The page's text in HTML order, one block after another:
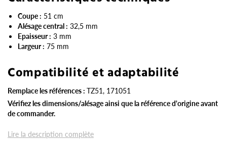
Coupe : 51 cm
Alésage central : 32,5 mm
Epaisseur : 3 mm
Largeur : 75 mm
Compatibilité et adaptabilité
Remplace les références : TZ51, 171051
Vérifiez les dimensions/alésage ainsi que la référence d'origine avant
de commander.
Lire la description complète